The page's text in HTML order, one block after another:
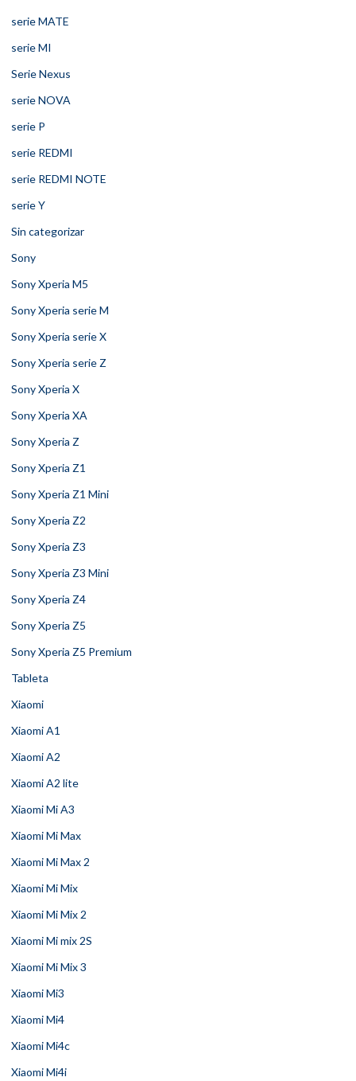
serie MATE
serie MI
Serie Nexus
serie NOVA
serie P
serie REDMI
serie REDMI NOTE
serie Y
Sin categorizar
Sony
Sony Xperia M5
Sony Xperia serie M
Sony Xperia serie X
Sony Xperia serie Z
Sony Xperia X
Sony Xperia XA
Sony Xperia Z
Sony Xperia Z1
Sony Xperia Z1 Mini
Sony Xperia Z2
Sony Xperia Z3
Sony Xperia Z3 Mini
Sony Xperia Z4
Sony Xperia Z5
Sony Xperia Z5 Premium
Tableta
Xiaomi
Xiaomi A1
Xiaomi A2
Xiaomi A2 lite
Xiaomi Mi A3
Xiaomi Mi Max
Xiaomi Mi Max 2
Xiaomi Mi Mix
Xiaomi Mi Mix 2
Xiaomi Mi mix 2S
Xiaomi Mi Mix 3
Xiaomi Mi3
Xiaomi Mi4
Xiaomi Mi4c
Xiaomi Mi4i